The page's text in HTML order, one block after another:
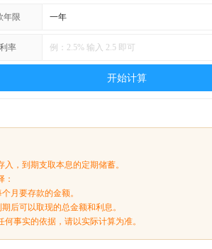
年限
率
开始计算
，到期支取本息的定期储蓄。
：
月要存款的金额。
后可以取现的总金额和利息。
事实的依据，请以实际计算为准。